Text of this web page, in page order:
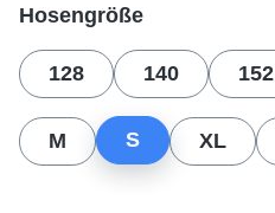
Hosengrößeauswählen
128 140 152
M S XL